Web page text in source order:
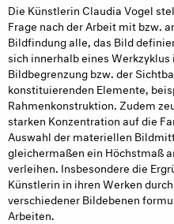
Die Künstlerin Claudia Vogel
Frage nach der Arbeit mit bzw.
Bildfindung alle, das Bild
sich innerhalb eines
Bildbegrenzung bzw. der
konstituierenden Elemente,
Rahmenkonstruktion. Zudem
starken Konzentration auf die
Auswahl der materiellen
gleichermaßen ein Höchstmaß
verleihen. Insbesondere die
Künstlerin in ihren Werken
verschiedener Bildebenen
Arbeiten.